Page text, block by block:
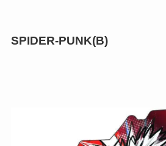
SPIDER-PUNK(B)